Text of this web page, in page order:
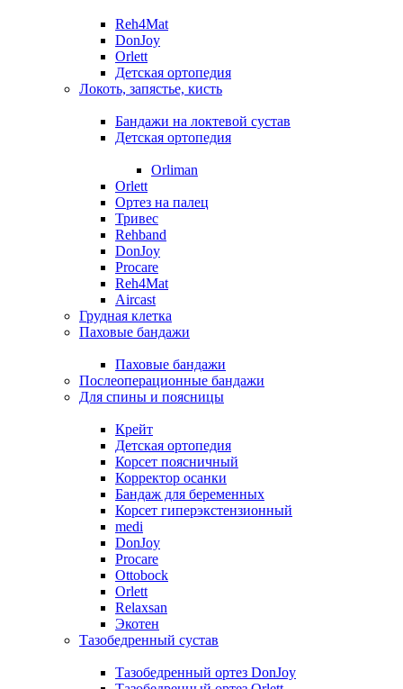
Reh4Mat
DonJoy
Orlett
Детская ортопедия
Локоть, запястье, кисть
Бандажи на локтевой сустав
Детская ортопедия
Orliman
Orlett
Ортез на палец
Тривес
Rehband
DonJoy
Procare
Reh4Mat
Aircast
Грудная клетка
Паховые бандажи
Паховые бандажи
Послеоперационные бандажи
Для спины и поясницы
Крейт
Детская ортопедия
Корсет поясничный
Корректор осанки
Бандаж для беременных
Корсет гиперэкстензионный
medi
DonJoy
Procare
Ottobock
Orlett
Relaxsan
Экотен
Тазобедренный сустав
Тазобедренный ортез DonJoy